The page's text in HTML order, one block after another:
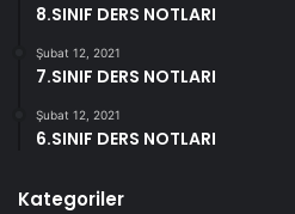
8.SINIF DERS NOTLARI
Şubat 12, 2021
7.SINIF DERS NOTLARI
Şubat 12, 2021
6.SINIF DERS NOTLARI
Kategoriler